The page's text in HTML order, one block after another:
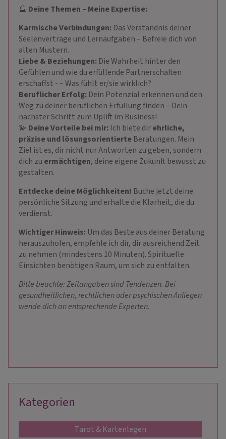
🔮 Deine Themen – Meine Expertise:
Karmische Verbindungen: Das Verständnis deiner
Seelenverträge und Lernaufgaben – Befreie dich von
alten Mustern.
Liebe & Beziehungen: Die Wahrheit hinter den
Gefühlen und wie du erfüllende Partnerschaften
erschaffst - – Was fühlt er/sie wirklich?
Beruflicher Erfolg: Dein Potenzial erkennen und den
Weg zu deiner beruflichen Erfüllung finden – Dein
nächster Schritt zum Uplift im Business!
💫 Deine Vorteile bei mir: Ich biete direhrliche,
präzise und lösungsorientierte Beratungen. Mein
Ziel ist es, dir nicht nur Antworten zu geben, sondern
dich zu ermächtigen, deine eigene Zukunft bewusst zu
gestalten.
Entdecke deine Möglichkeiten! Buche jetzt deine
persönliche Sitzung und erhalte die Klarheit, die du
verdienst.
Wichtiger Hinweis: Um das Beste aus deiner Beratung
herauszuholen, empfehle ich dir, dir ausreichend Zeit
zu nehmen (mindestens 10 Minuten). Spirituelle
Einsichten benötigen Raum, um sich zu entfalten.
Bitte beachte: Zeitangaben sind Tendenzen. Bei
gesundheitlichen, rechtlichen oder psychischen Anliegen
wende dich an entsprechende Experten.
Kategorien
Tarot & Kartenlegen